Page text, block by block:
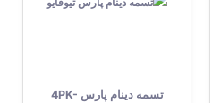
تسمه دینام پارس 4PK-